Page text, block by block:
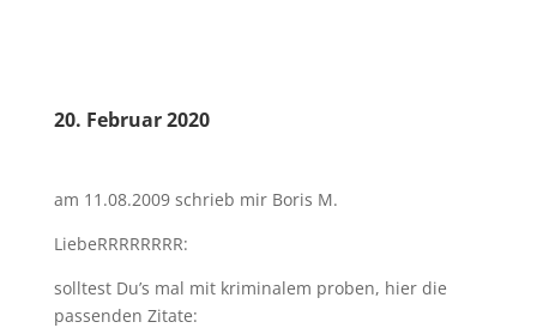
20. Februar 2020
am 11.08.2009 schrieb mir Boris M.
LiebeRRRRRRRR:
solltest Du’s mal mit kriminalem proben, hier die
passenden Zitate: